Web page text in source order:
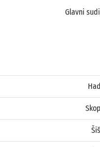
Glavni